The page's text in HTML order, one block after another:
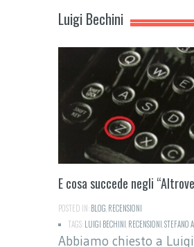
Luigi Bechini
E cosa succede negli
POSTED IN:BLOG RECENSIONI
TAGS:LUIGI BECHINI RECENSIONI STEFANO
Abbiamo chiesto a